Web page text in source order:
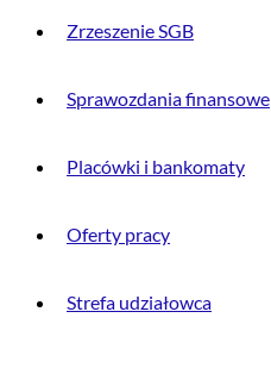
Zrzeszenie SGB
Sprawozdania finansowe
Placówki i bankomaty
Oferty pracy
Strefa udziałowca